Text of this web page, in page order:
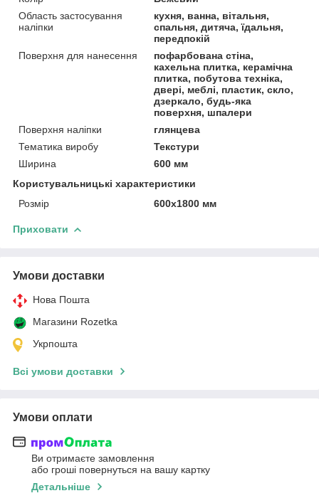
Область застосування
наліпки
кухня, ванна, вітальня,
спальня, дитяча, їдальня,
передпокій
Поверхня для нанесення
пофарбована стіна,
кахельна плитка, керамічна
плитка, побутова техніка,
двері, меблі, пластик, скло,
дзеркало, будь-яка
поверхня, шпалери
Поверхня наліпки
глянцева
Тематика виробу
Текстури
Ширина
600 мм
Користувальницькі характеристики
Розмір
600х1800 мм
Приховати
Умови доставки
Нова Пошта
Магазини Rozetka
Укрпошта
Всі умови доставки
Умови оплати
Ви отримаєте замовлення
або гроші повернуться на вашу картку
Детальніше